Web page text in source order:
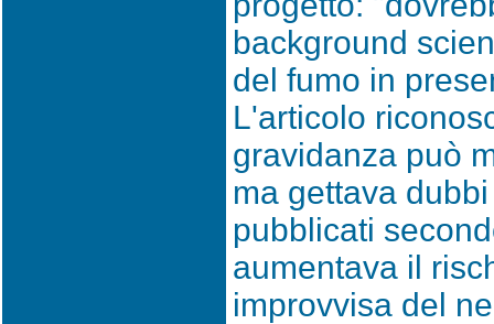
background
del fumo in
L'articolo
gravidanza può
ma gettava
pubblicati
aumentava il
improvvisa del